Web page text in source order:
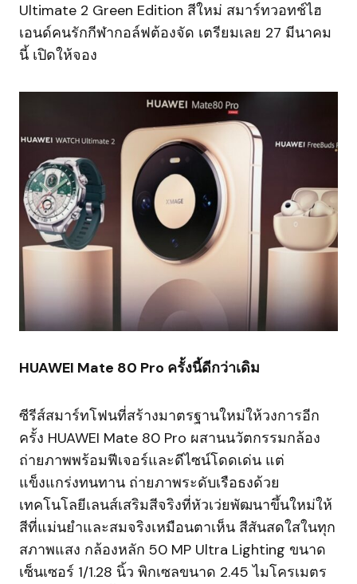
Ultimate 2 Green Edition สีใหม่ สมาร์ทวอทช์ไฮ
เอนด์คนรักกีฬากอล์ฟต้องจัด เตรียมเลย 27 มีนาคม
นี้ เปิดให้จอง
HUAWEI Mate 80 Pro ครั้งนี้ดีกว่าเดิม
ซีรีส์สมาร์ทโฟนที่สร้างมาตรฐานใหม่ให้วงการอีก
ครั้ง HUAWEI Mate 80 Pro ผสานนวัตกรรมกล้อง
ถ่ายภาพพร้อมฟีเจอร์และดีไซน์โดดเด่น แต่
แข็งแกร่งทนทาน ถ่ายภาพระดับเรือธงด้วย
เทคโนโลยีเลนส์เสริมสีจริงที่หัวเว่ยพัฒนาขึ้นใหม่ให้
สีที่แม่นยำและสมจริงเหมือนตาเห็น สีสันสดใสในทุก
สภาพแสง กล้องหลัก 50 MP Ultra Lighting ขนาด
เซ็นเซอร์ 1/1.28 นิ้ว พิกเซลขนาด 2.45 ไมโครเมตร